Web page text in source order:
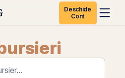
Deschide
Cont